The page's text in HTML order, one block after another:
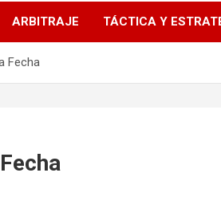
ARBITRAJE TÁCTICA Y
Fecha